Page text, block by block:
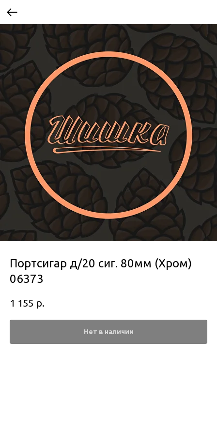
Портсигар д/20 сиг. 80мм (Хром)
06373
1 155 р.
Нет в наличии